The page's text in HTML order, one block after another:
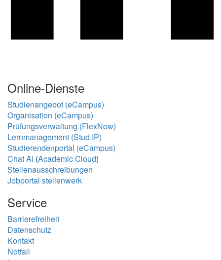
Online-Dienste
Studienangebot (eCampus)
Organisation (eCampus)
Prüfungsverwaltung (FlexNow)
Lernmanagement (Stud.IP)
Studierendenportal (eCampus)
Chat AI (Academic Cloud)
Stellenausschreibungen
Jobportal stellenwerk
Service
Barrierefreiheit
Datenschutz
Kontakt
Notfall